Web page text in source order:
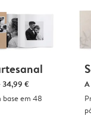
34,99 €
base em 48